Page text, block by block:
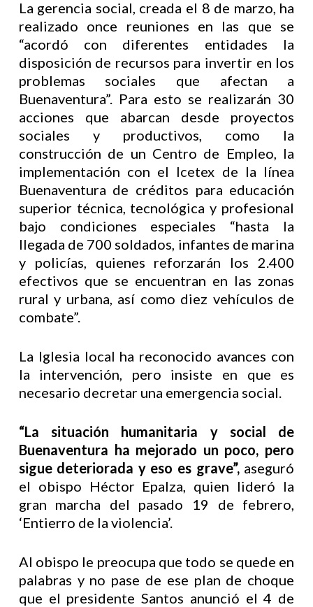
La gerencia social, creada el 8 de marzo, ha
realizado once reuniones en las que se
“acordó con diferentes entidades la
disposición de recursos para invertir en los
problemas sociales que afectan a
Buenaventura”. Para esto se realizarán 30
acciones que abarcan desde proyectos
sociales y productivos, como la
construcción de un Centro de Empleo, la
implementación con el Icetex de la línea
Buenaventura de créditos para educación
superior técnica, tecnológica y profesional
bajo condiciones especiales “hasta la
llegada de 700 soldados, infantes de marina
y policías, quienes reforzarán los 2.400
efectivos que se encuentran en las zonas
rural y urbana, así como diez vehículos de
combate”.
La Iglesia local ha reconocido avances con
la intervención, pero insiste en que es
necesario decretar una emergencia social.
“La situación humanitaria y social de
Buenaventura ha mejorado un poco, pero
sigue deteriorada y eso es grave”, aseguró
el obispo Héctor Epalza, quien lideró la
gran marcha del pasado 19 de febrero,
‘Entierro de la violencia’.
Al obispo le preocupa que todo se quede en
palabras y no pase de ese plan de choque
que el presidente Santos anunció el 4 de